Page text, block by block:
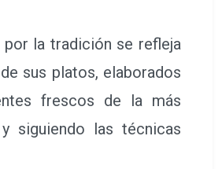
la tradición se refleja
sus platos, elaborados
frescos de la más
siguiendo las técnicas